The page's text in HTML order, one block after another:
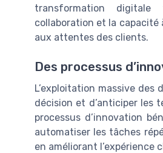
transformation digitale
collaboration et la capacité
aux attentes des clients.
Des processus
L’exploitation massive des
décision et d’anticiper les
processus d’innovation
automatiser les tâches
en améliorant l’expérience